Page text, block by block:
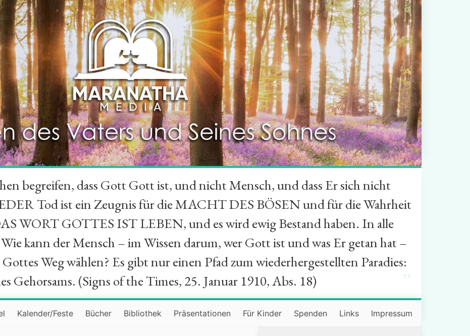
begreifen, dass Gott Gott ist, und nicht Mensch, und dass Er sich nicht
Tod ist ein Zeugnis für die MACHT DES BÖSEN und für die Wahrheit
WORT GOTTES IST LEBEN, und es wird ewig Bestand haben. In alle
kann der Mensch – im Wissen darum, wer Gott ist und was Er getan hat –
Weg wählen? Es gibt nur einen Pfad zum wiederhergestellten Paradies:
Gehorsams. (Signs of the Times, 25. Januar 1910, Abs. 18)
Kalender/Feste Bücher Bibliothek Präsentationen Für Kinder Spenden Links Impressum